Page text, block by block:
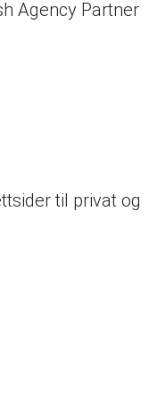
Agency Partner
til privat og